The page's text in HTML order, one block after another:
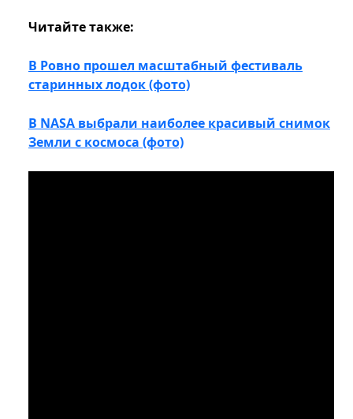
Читайте также:
В Ровно прошел масштабный фестиваль
старинных лодок (фото)
В NASA выбрали наиболее красивый снимок
Земли с космоса (фото)